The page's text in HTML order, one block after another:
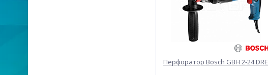
Перфоратор Bosch GBH 2-24 DRE